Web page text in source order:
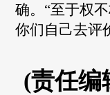
确。“至于权
你们自己去评
(责任编